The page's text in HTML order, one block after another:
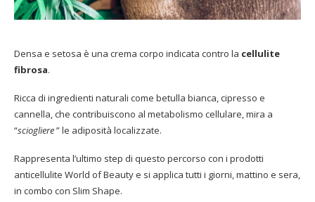
Densa e setosa è una crema corpo indicata contro la cellulite
fibrosa.
Ricca di ingredienti naturali come betulla bianca, cipresso e
cannella, che contribuiscono al metabolismo cellulare, mira a
“sciogliere” le adiposità localizzate.
Rappresenta l’ultimo step di questo percorso con i prodotti
anticellulite World of Beauty e si applica tutti i giorni, mattino e sera,
in combo con Slim Shape.